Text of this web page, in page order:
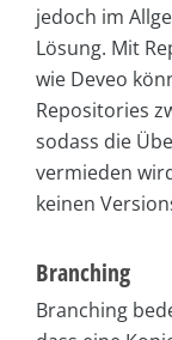
jedoch im
Lösung. Mit
wie Deveo
Repositories
sodass die
vermieden
keinen
Branching
Branching